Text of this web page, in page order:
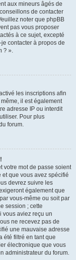
aux mineurs âgés de
de contacter
noter que phpBB
pas vous proposer
à ce sujet, excepté
contacter à propos de
? ».
les inscriptions afin
il est également
adresse IP ou interdit
Pour plus
forum.
votre mot de passe soient
et que vous avez spécifié
devrez suivre les
également que
vous-même ou soit par
session ; cette
vous aviez reçu un
ne recevez pas de
une mauvaise adresse
été filtré en tant que
électronique que vous
administrateur du forum.